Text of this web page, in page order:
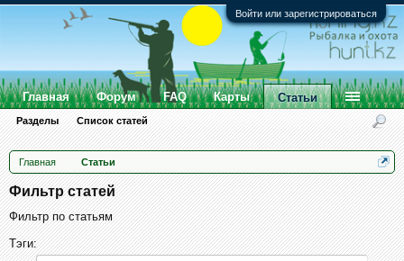
Войти или зарегистрироваться
Главная Статьи
Фильтр статей
Фильтр по статьям
Тэги:
Главная Форум FAQ Карты Статьи
Разделы Список статей